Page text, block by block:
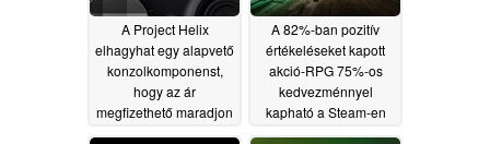
A Project Helix
elhagyhat egy alapvető
konzolkomponenst,
hogy az ár
megfizethető maradjon
06/16/2026
A 82%-ban pozitív
értékeléseket kapott
akció-RPG 75%-os
kedvezménnyel
kapható a Steam-en
06/16/2026